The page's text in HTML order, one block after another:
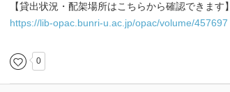
【貸出状況・配架場所はこちらから確認できます】
https://lib-opac.bunri-u.ac.jp/opac/volume/457697
0